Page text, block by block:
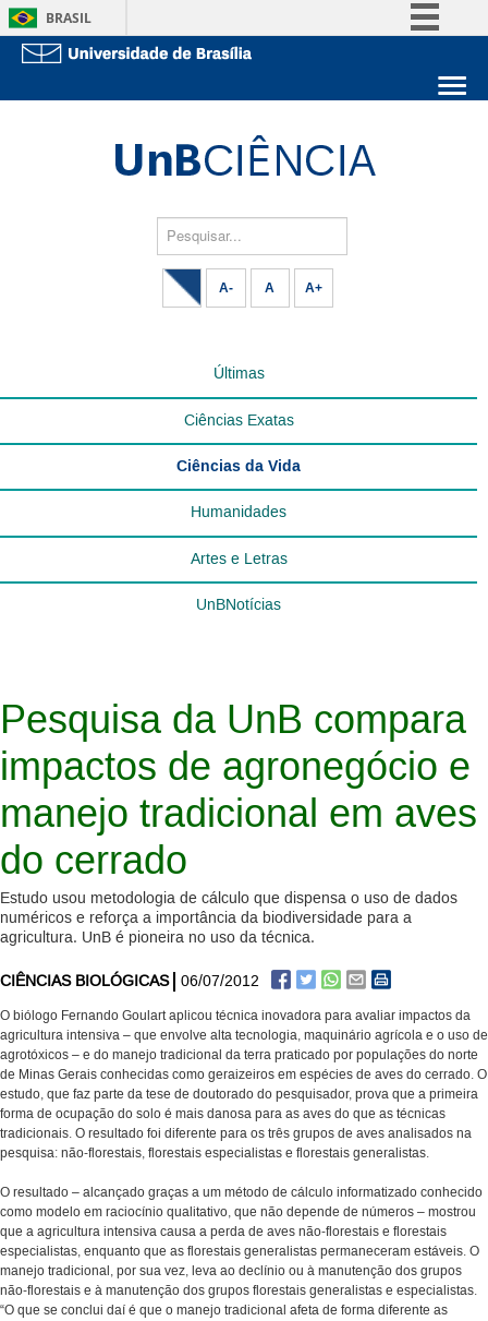
BRASIL
Acesso à informaçãoEstude na UnB
Pesquisar...
A- A A+
Últimas
Ciências Exatas
Ciências da Vida
Humanidades
Artes e Letras
UnBNotícias
Pesquisa da UnB compara
impactos de agronegócio e
manejo tradicional em aves
do cerrado
Estudo usou metodologia de cálculo que dispensa o uso de dados
numéricos e reforça a importância da biodiversidade para a
agricultura. UnB é pioneira no uso da técnica.
CIÊNCIAS BIOLÓGICAS 06/07/2012
O biólogo Fernando Goulart aplicou técnica inovadora para avaliar impactos da
agricultura intensiva – que envolve alta tecnologia, maquinário agrícola e o uso de
agrotóxicos – e do manejo tradicional da terra praticado por populações do norte
de Minas Gerais conhecidas como geraizeiros em espécies de aves do cerrado. O
estudo, que faz parte da tese de doutorado do pesquisador, prova que a primeira
forma de ocupação do solo é mais danosa para as aves do que as técnicas
tradicionais. O resultado foi diferente para os três grupos de aves analisados na
pesquisa: não-florestais, florestais especialistas e florestais generalistas.
O resultado – alcançado graças a um método de cálculo informatizado conhecido
como modelo em raciocínio qualitativo, que não depende de números – mostrou
que a agricultura intensiva causa a perda de aves não-florestais e florestais
especialistas, enquanto que as florestais generalistas permaneceram estáveis. O
manejo tradicional, por sua vez, leva ao declínio ou à manutenção dos grupos
não-florestais e à manutenção dos grupos florestais generalistas e especialistas.
“O que se conclui daí é que o manejo tradicional afeta de forma diferente as